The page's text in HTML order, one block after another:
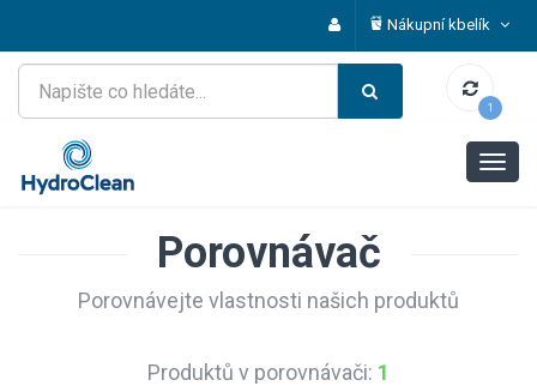
Nákupní kbelík
1
Porovnávač
Porovnávejte vlastnosti našich produktů
Produktů v porovnávači: 1